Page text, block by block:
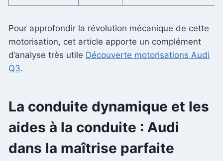
Pour approfondir la révolution mécanique de cette
motorisation, cet article apporte un complément
d’analyse très utile Découverte motorisations Audi
Q3.
La conduite dynamique et les
aides à la conduite : Audi
dans la maîtrise parfaite